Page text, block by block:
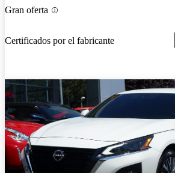
Gran oferta
Certificados por el fabricante
Precio reducido